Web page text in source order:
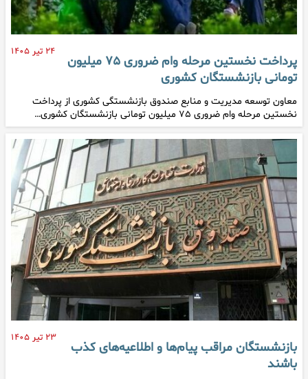
۲۴ تیر ۱۴۰۵
پرداخت نخستین مرحله وام ضروری ۷۵ میلیون
تومانی بازنشستگان کشوری
معاون توسعه مدیریت و منابع صندوق بازنشستگی کشوری از پرداخت
نخستین مرحله وام ضروری ۷۵ میلیون تومانی بازنشستگان کشوری…
۲۳ تیر ۱۴۰۵
بازنشستگان مراقب پیام‌ها و اطلاعیه‌های کذب
باشند